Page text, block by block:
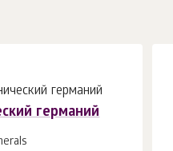
германий